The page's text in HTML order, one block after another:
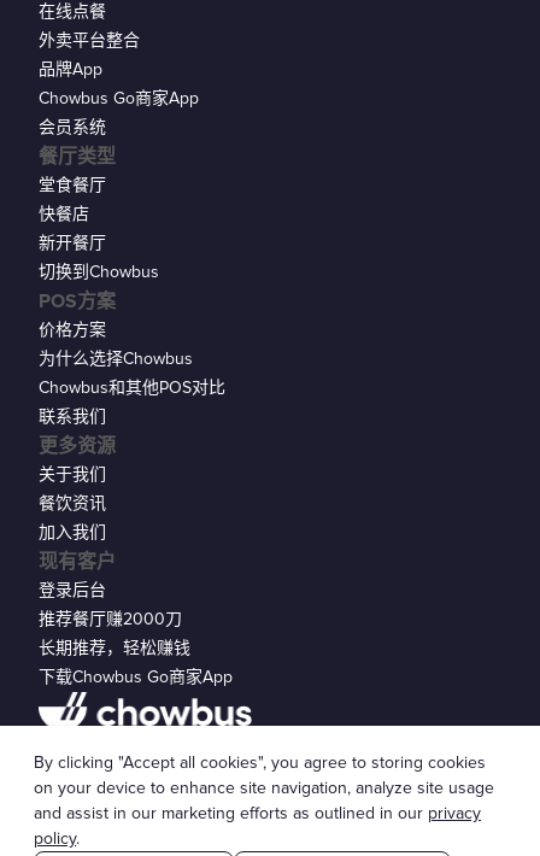
现有客户
登录后台
推荐餐厅赚2000刀
长期推荐，轻松赚钱
下载Chowbus Go商家App
在线点餐
外卖平台整合
品牌App
Chowbus Go商家App
会员系统
餐厅类型
堂食餐厅
快餐店
新开餐厅
切换到Chowbus
POS方案
价格方案
为什么选择Chowbus
Chowbus和其他POS对比
联系我们
更多资源
关于我们
餐饮资讯
加入我们
© 2026 Chowbus, Inc.Cookie 设置
By clicking "Accept all cookies", you agree to storing cookies
on your device to enhance site navigation, analyze site usage
and assist in our marketing efforts as outlined in our privacy
policy.